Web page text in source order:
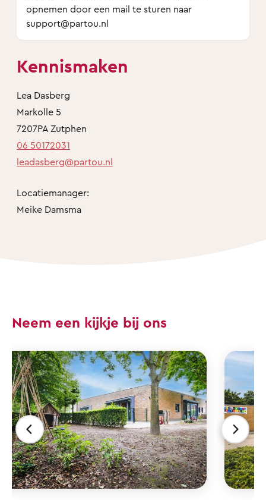
opnemen door een mail te sturen naar
support@partou.nl
Kennismaken
Lea Dasberg
Markolle 5
7207PA Zutphen
06 50172031
leadasberg@partou.nl
Locatiemanager:
Meike Damsma
Neem een kijkje bij ons